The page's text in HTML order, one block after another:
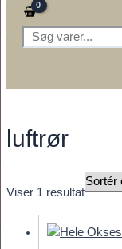
Søg
luftrør
Viser 1 resultat